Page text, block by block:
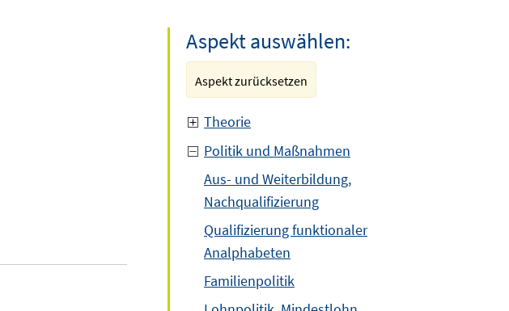
Aspekt auswählen:
Aspekt zurücksetzen
Theorie
Politik und Maßnahmen
Aus- und Weiterbildung,
Nachqualifizierung
Qualifizierung funktionaler
Analphabeten
Familienpolitik